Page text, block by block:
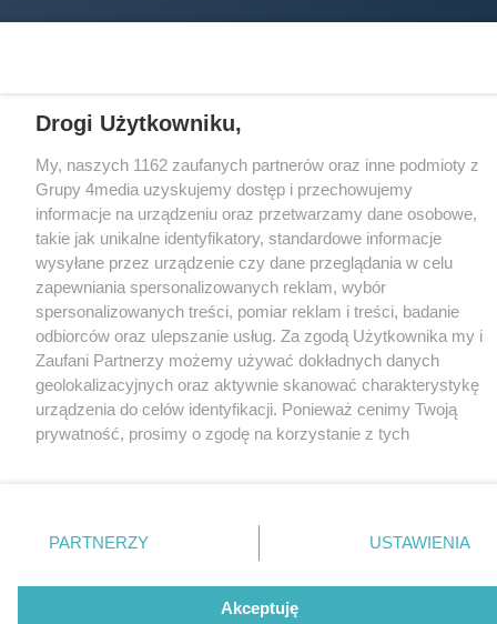
CMS portalu przygotowany przez
Loaded :
48.14%
Drogi Użytkowniku,
My, naszych 1162 zaufanych partnerów oraz inne podmioty z
Grupy 4media uzyskujemy dostęp i przechowujemy
informacje na urządzeniu oraz przetwarzamy dane osobowe,
takie jak unikalne identyfikatory, standardowe informacje
wysyłane przez urządzenie czy dane przeglądania w celu
zapewniania spersonalizowanych reklam, wybór
spersonalizowanych treści, pomiar reklam i treści, badanie
odbiorców oraz ulepszanie usług. Za zgodą Użytkownika my i
Zaufani Partnerzy możemy używać dokładnych danych
geolokalizacyjnych oraz aktywnie skanować charakterystykę
urządzenia do celów identyfikacji. Ponieważ cenimy Twoją
prywatność, prosimy o zgodę na korzystanie z tych
. Niektóre rodzaje przetwarzania
zastosowania tylko na tej witrynie.
PARTNERZY USTAWIENIA
Akceptuję